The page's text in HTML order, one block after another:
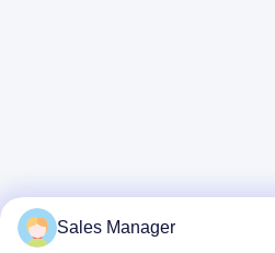
Sales Manager